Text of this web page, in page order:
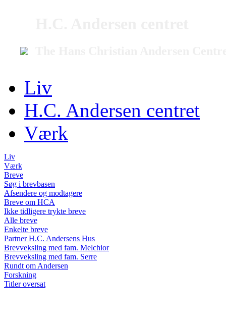
Liv
H.C. Andersen centret
Værk
Liv
Værk
Breve
Søg i brevbasen
Afsendere og modtagere
Breve om HCA
Ikke tidligere trykte breve
Alle breve
Enkelte breve
Partner H.C. Andersens Hus
Brevveksling med fam. Melchior
Brevveksling med fam. Serre
Rundt om Andersen
Forskning
Titler oversat